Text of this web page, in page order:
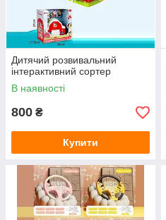
Дитячий розвивальний
інтерактивний сортер
В наявності
800 ₴
Купити